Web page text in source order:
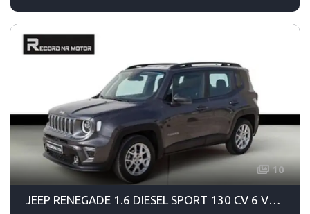
10
JEEP RENEGADE 1.6 DIESEL SPORT 130 CV 6 VELOCIDADES MANUAL